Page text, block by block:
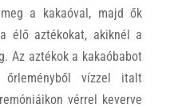
a kakaóval, majd ők
élő aztékokat, akiknél a
Az aztékok a kakaóbabot
vízzel italt
vérrel keverve